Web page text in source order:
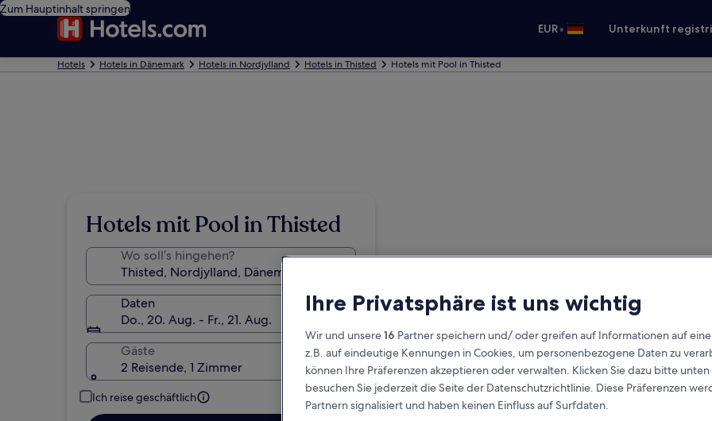
Zum Hauptinhalt springen
EUR• Unterkunft
Hotels Hotels in Dänemark Hotels in Nordjylland Hotels in Thisted Hotels mit Pool in Thisted
Hotels mit Pool in Thisted
Wo soll’s hingehen?
Daten
Do., 20. Aug. - Fr., 21. Aug.
Gäste
2 Reisende, 1 Zimmer
Ich reise geschäftlich
Ihre Privatsphäre ist uns wichtig
Wir und unsere16 Partner speichern und/ oder greifen auf Informationen auf
z.B. auf eindeutige Kennungen in Cookies, um personenbezogene Daten zu
können Ihre Präferenzen akzeptieren oder verwalten. Klicken Sie dazu bitte
besuchen Sie jederzeit die Seite der Datenschutzrichtlinie. Diese Präferenzen
Partnern signalisiert und haben keinen Einfluss auf Surfdaten.